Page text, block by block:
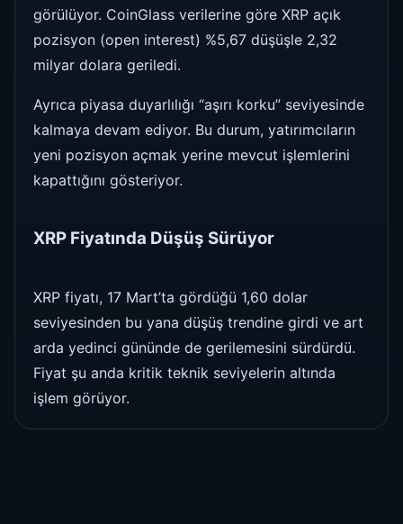
görülüyor. CoinGlass verilerine göre XRP açık
pozisyon (open interest) %5,67 düşüşle 2,32
milyar dolara geriledi.
Ayrıca piyasa duyarlılığı “aşırı korku” seviyesinde
kalmaya devam ediyor. Bu durum, yatırımcıların
yeni pozisyon açmak yerine mevcut işlemlerini
kapattığını gösteriyor.
XRP Fiyatında Düşüş Sürüyor
XRP fiyatı, 17 Mart’ta gördüğü 1,60 dolar
seviyesinden bu yana düşüş trendine girdi ve art
arda yedinci gününde de gerilemesini sürdürdü.
Fiyat şu anda kritik teknik seviyelerin altında
işlem görüyor.